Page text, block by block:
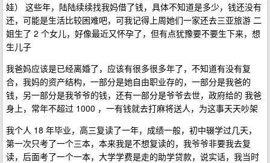
娃） 这些年，陆陆续续找我妈借了钱，具体不知道是多少，钱还没有
还，可能是生活比较困难吧，可我记得上周她们一家还去三亚旅游 二
姐生了 2 个女儿，好像最近又怀孕了，但有点犹豫要不要生下来，想
生儿子
我爸妈应该是已经离婚了，应该有很多很多年了，不知道有没有复
合，我妈的资产结构，一部分是她自由职业存的，一部分是我爸的
钱，另一部分是我爷爷的钱，还有一部分是爷爷去世，政府给的 我爸
身上，常年不超过 1000 ，一有钱就去打麻将送人，为这事天天吵架
我个人 18 年毕业，高三复读了一年，成绩一般，初中辍学过几天，
第一次只考了一个三本，本来我是不想复读的，我爷爷非要我去复
读，后面考了一个一本，大学学费是走的助学贷款，说实话，我当时